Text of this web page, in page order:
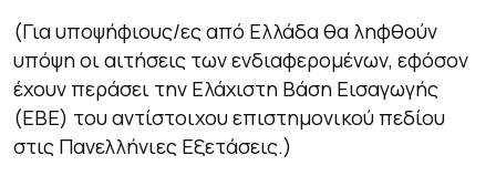
(Για υποψήφιους/ες από Ελλάδα θα ληφθούν
υπόψη οι αιτήσεις των ενδιαφερομένων, εφόσον
έχουν περάσει την Ελάχιστη Βάση Εισαγωγής
(ΕΒΕ) του αντίστοιχου επιστημονικού πεδίου
στις Πανελλήνιες Εξετάσεις.)